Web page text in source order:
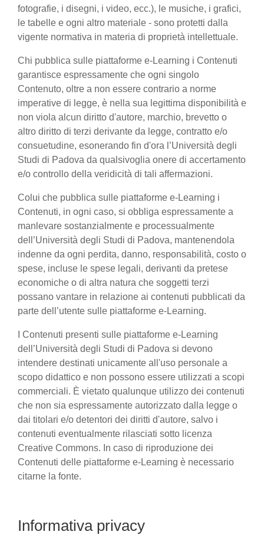
fotografie, i disegni, i video, ecc.), le musiche, i grafici,
le tabelle e ogni altro materiale - sono protetti dalla
vigente normativa in materia di proprietà intellettuale.
Chi pubblica sulle piattaforme e-Learning i Contenuti
garantisce espressamente che ogni singolo
Contenuto, oltre a non essere contrario a norme
imperative di legge, è nella sua legittima disponibilità e
non viola alcun diritto d'autore, marchio, brevetto o
altro diritto di terzi derivante da legge, contratto e/o
consuetudine, esonerando fin d'ora l’Università degli
Studi di Padova da qualsivoglia onere di accertamento
e/o controllo della veridicità di tali affermazioni.
Colui che pubblica sulle piattaforme e-Learning i
Contenuti, in ogni caso, si obbliga espressamente a
manlevare sostanzialmente e processualmente
dell’Università degli Studi di Padova, mantenendola
indenne da ogni perdita, danno, responsabilità, costo o
spese, incluse le spese legali, derivanti da pretese
economiche o di altra natura che soggetti terzi
possano vantare in relazione ai contenuti pubblicati da
parte dell’utente sulle piattaforme e-Learning.
I Contenuti presenti sulle piattaforme e-Learning
dell’Università degli Studi di Padova si devono
intendere destinati unicamente all'uso personale a
scopo didattico e non possono essere utilizzati a scopi
commerciali. È vietato qualunque utilizzo dei contenuti
che non sia espressamente autorizzato dalla legge o
dai titolari e/o detentori dei diritti d'autore, salvo i
contenuti eventualmente rilasciati sotto licenza
Creative Commons. In caso di riproduzione dei
Contenuti delle piattaforme e-Learning è necessario
citarne la fonte.
Informativa privacy